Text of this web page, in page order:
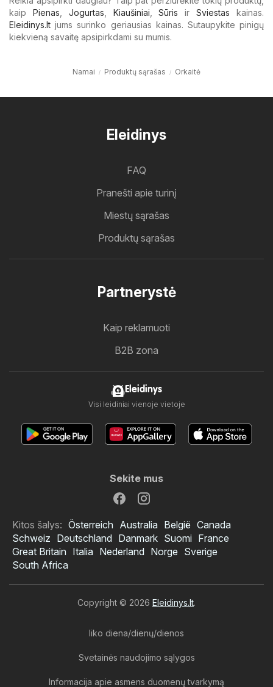
kaip Pienas Jogurtas Kiaušiniai ,Sūris irSviestas kainas.
Eleidinys.lt jums surinko geriausias kainas. Sutaupykite pinigų
kiekvieną savaitę apsipirkdami su mumis.
Namai Produktų sąrašas Orkaitė
Eleidinys
FAQ
Pranešti apie turinį
Miestų sąrašas
Produktų sąrašas
Partnerystė
Kaip reklamuoti
B2B zona
Eleidinys
Visi leidiniai vienoje vietoje
Sekite mus
Kitos šalys: Österreich Australia België Canada
Schweiz Deutschland Danmark Suomi France
Great Britain Italia Nederland Norge Sverige
South Africa
Copyright © 2026 Eleidinys.lt.
liko diena/dienų/dienos
Svetainės naudojimo sąlygos
Informacija apie asmens duomenų tvarkymą